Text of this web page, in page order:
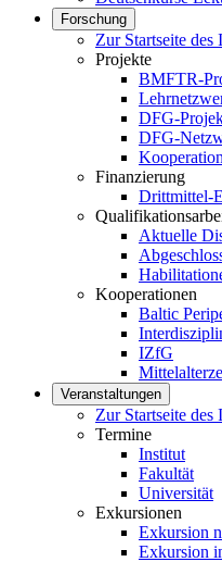
Forschung
Zur Startseite des
Projekte
BMFTR-
DFG-
DFG-
Finanzierung
Drittmittel-
Aktuelle
Kooperationen
Baltic
IZfG
Veranstaltungen
Zur Startseite des
Termine
Institut
Fakultät
Universität
Exkursionen
Exkursion
Exkursion